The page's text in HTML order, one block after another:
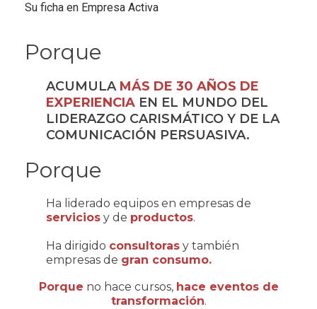
Su ficha en Empresa Activa
Porque
ACUMULA MÁS DE 30 AÑOS DE
EXPERIENCIA EN EL MUNDO DEL
LIDERAZGO CARISMÁTICO Y DE LA
COMUNICACIÓN PERSUASIVA.
Porque
Ha liderado equipos en empresas de
servicios y de productos.
Ha dirigido consultoras y también
empresas de gran consumo.
Porque no hace cursos, hace eventos de
transformación.